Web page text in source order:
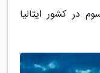
در کشور ایتالیا